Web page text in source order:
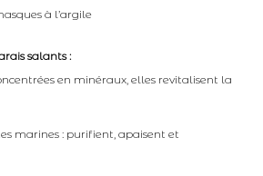
à l’argile
salants :
en minéraux, elles revitalisent la
marines : purifient, apaisent et